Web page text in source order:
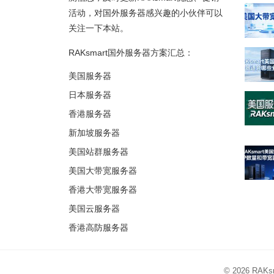
活动，对国外服务器感兴趣的小伙伴可以
关注一下本站。
RAKsmart国外服务器方案汇总：
美国服务器
日本服务器
香港服务器
新加坡服务器
美国站群服务器
美国大带宽服务器
香港大带宽服务器
美国云服务器
香港高防服务器
© 2026